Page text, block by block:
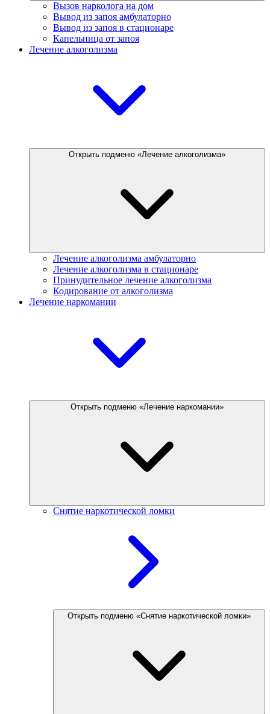
Вызов нарколога на дом
Вывод из запоя амбулаторно
Вывод из запоя в стационаре
Капельница от запоя
Лечение алкоголизма
Открыть подменю «Лечение алкоголизма»
Лечение алкоголизма амбулаторно
Лечение алкоголизма в стационаре
Принудительное лечение алкоголизма
Кодирование от алкоголизма
Лечение наркомании
Открыть подменю «Лечение наркомании»
Снятие наркотической ломки
Открыть подменю «Снятие наркотической ломки»